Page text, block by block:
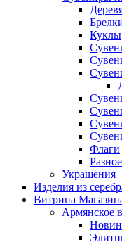
Куклы
Флаги
Разное
Украшения
Изделия из
Витрина
Армянское